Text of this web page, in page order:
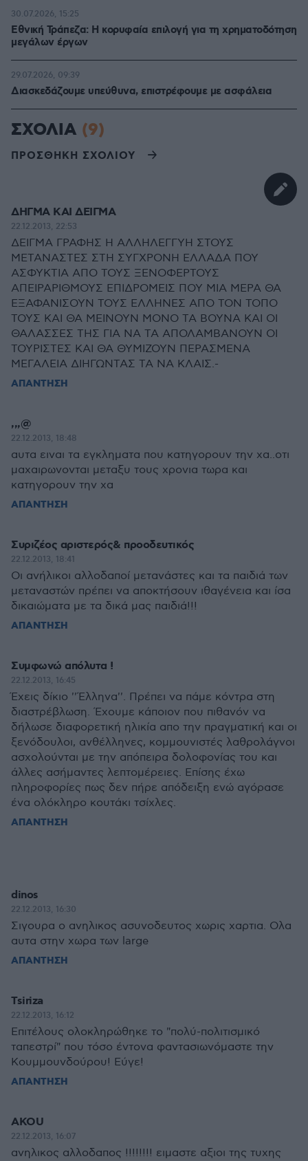
Εθνική Τράπεζα: Η κορυφαία επιλογή για τη χρηματοδότηση
μεγάλων έργων
30.07.2026, 15:25
Διασκεδάζουμε υπεύθυνα, επιστρέφουμε με ασφάλεια
29.07.2026, 09:39
ΣΧΟΛΙΑ (9)
ΠΡΟΣΘΗΚΗ ΣΧΟΛΙΟΥ
ΔΗΓΜΑ ΚΑΙ ΔΕΙΓΜΑ
22.12.2013, 22:53
ΔΕΙΓΜΑ ΓΡΑΦΗΣ Η ΑΛΛΗΛΕΓΓΥΗ ΣΤΟΥΣ
ΜΕΤΑΝΑΣΤΕΣ ΣΤΗ ΣΥΓΧΡΟΝΗ ΕΛΛΑΔΑ ΠΟΥ
ΑΣΦΥΚΤΙΑ ΑΠΟ ΤΟΥΣ ΞΕΝΟΦΕΡΤΟΥΣ
ΑΠΕΙΡΑΡΙΘΜΟΥΣ ΕΠΙΔΡΟΜΕΙΣ ΠΟΥ ΜΙΑ ΜΕΡΑ ΘΑ
ΕΞΑΦΑΝΙΣΟΥΝ ΤΟΥΣ ΕΛΛΗΝΕΣ ΑΠΟ ΤΟΝ ΤΟΠΟ
ΤΟΥΣ ΚΑΙ ΘΑ ΜΕΙΝΟΥΝ ΜΟΝΟ ΤΑ ΒΟΥΝΑ ΚΑΙ ΟΙ
ΘΑΛΑΣΣΕΣ ΤΗΣ ΓΙΑ ΝΑ ΤΑ ΑΠΟΛΑΜΒΑΝΟΥΝ ΟΙ
ΤΟΥΡΙΣΤΕΣ ΚΑΙ ΘΑ ΘΥΜΙΖΟΥΝ ΠΕΡΑΣΜΕΝΑ
ΜΕΓΑΛΕΙΑ ΔΙΗΓΩΝΤΑΣ ΤΑ ΝΑ ΚΛΑΙΣ.-
ΑΠΑΝΤΗΣΗ
,,,@
22.12.2013, 18:48
αυτα ειναι τα εγκληματα που κατηγορουν την χα..οτι
μαχαιρωνονται μεταξυ τους χρονια τωρα και
κατηγορουν την χα
ΑΠΑΝΤΗΣΗ
Συριζέος αριστερός& προοδευτικός
22.12.2013, 18:41
Oι ανήλικοι αλλοδαποί μετανάστες και τα παιδιά των
μεταναστών πρέπει να αποκτήσουν ιθαγένεια και ίσα
δικαιώματα με τα δικά μας παιδιά!!!
ΑΠΑΝΤΗΣΗ
Συμφωνώ απόλυτα !
22.12.2013, 16:45
Έχεις δίκιο ''Έλληνα''. Πρέπει να πάμε κόντρα στη
διαστρέβλωση. Έχουμε κάποιον που πιθανόν να
δήλωσε διαφορετική ηλικία απο την πραγματική και οι
ξενόδουλοι, ανθέλληνες, κομμουνιστές λαθρολάγνοι
ασχολούνται με την απόπειρα δολοφονίας του και
άλλες ασήμαντες λεπτομέρειες. Επίσης έχω
πληροφορίες πως δεν πήρε απόδειξη ενώ αγόρασε
ένα ολόκληρο κουτάκι τσίχλες.
ΑΠΑΝΤΗΣΗ
dinos
22.12.2013, 16:30
Σιγουρα ο ανηλικος ασυνοδευτος χωρις χαρτια. Ολα
αυτα στην χωρα των large
ΑΠΑΝΤΗΣΗ
Tsiriza
22.12.2013, 16:12
Επιτέλους ολοκληρώθηκε το "πολύ-πολιτισμικό
ταπεστρί" που τόσο έντονα φαντασιωνόμαστε την
Κουμμουνδούρου! Εύγε!
ΑΠΑΝΤΗΣΗ
AKOU
22.12.2013, 16:07
ανηλικος αλλοδαπος !!!!!!!! ειμαστε αξιοι της τυχης